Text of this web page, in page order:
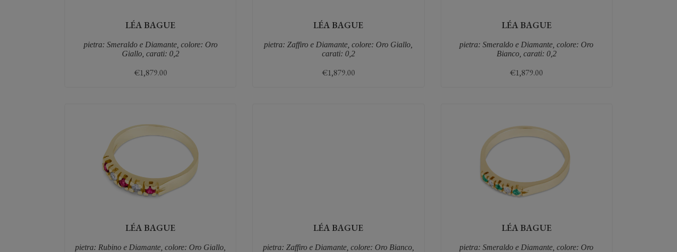
LÉA BAGUE
pietra: Smeraldo e Diamante, colore: Oro
Giallo, carati: 0,2
€1,879.00
LÉA BAGUE
pietra: Zaffiro e Diamante, colore: Oro Giallo,
carati: 0,2
€1,879.00
LÉA BAGUE
pietra: Smeraldo e Diamante, colore: Oro
Bianco, carati: 0,2
€1,879.00
LÉA BAGUE
pietra: Rubino e Diamante, colore: Oro Giallo,
LÉA BAGUE
pietra: Zaffiro e Diamante, colore: Oro Bianco,
LÉA BAGUE
pietra: Smeraldo e Diamante, colore: Oro